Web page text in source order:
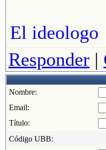
El ideologo
Responder |
Nombre:
Email:
Título:
Código UBB: